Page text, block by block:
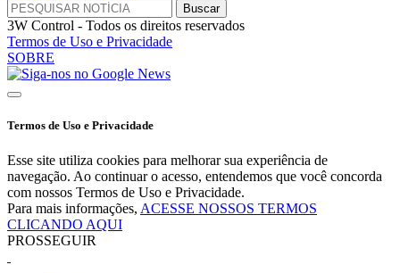
3W Control - Todos os direitos reservados
Termos de Uso e Privacidade
SOBRE
Termos de Uso e Privacidade
Esse site utiliza cookies para melhorar sua experiência de
navegação. Ao continuar o acesso, entendemos que você concorda
com nossos Termos de Uso e Privacidade.
Para mais informações, ACESSE NOSSOS TERMOS
CLICANDO AQUI
PROSSEGUIR